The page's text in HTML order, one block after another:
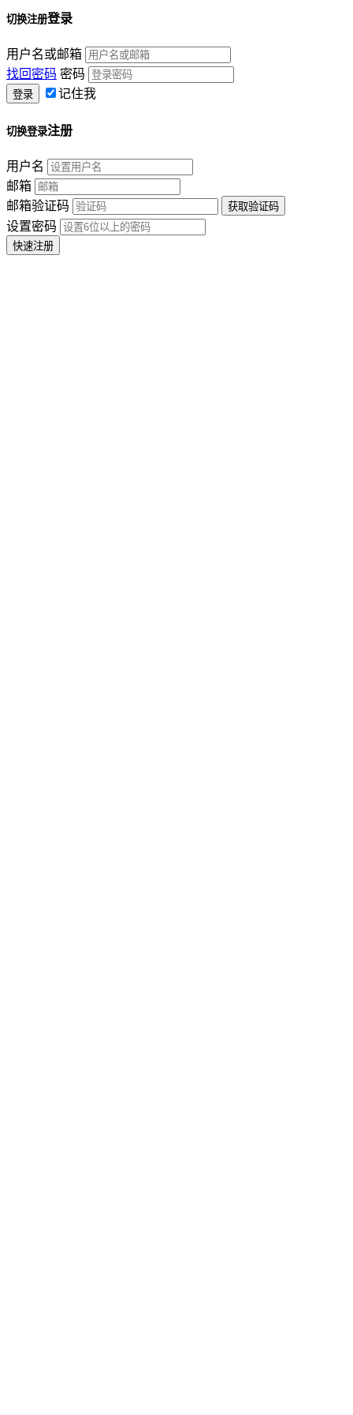
切换注册登录
用户名或邮箱
找回密码 密码
记住我
切换登录注册
用户名
邮箱
邮箱验证码
设置密码